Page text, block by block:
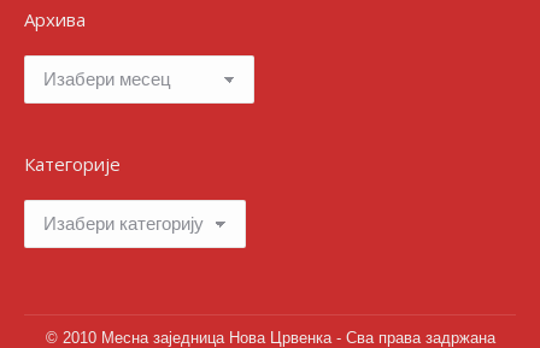
Архива
Категорије
© 2010 Месна заједница Нова Црвенка - Сва права задржана